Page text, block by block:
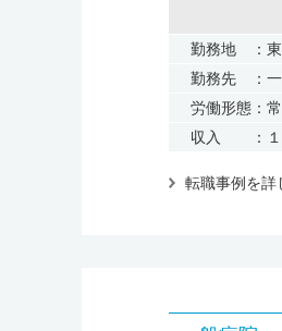
勤務地 ：
勤務先 ：一
労働形態：
収入 ：１
転職事例を詳